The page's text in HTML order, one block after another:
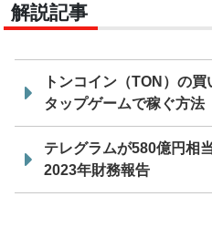
解説記事
トンコイン（TON）の
タップゲームで稼ぐ方法
テレグラムが580億円相
2023年財務報告